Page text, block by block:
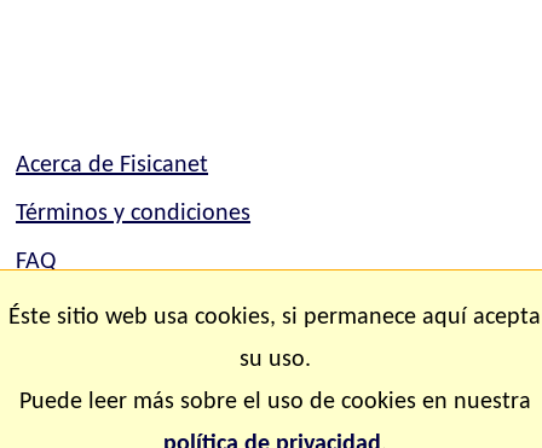
Acerca de Fisicanet
Términos y condiciones
FAQ
Mapa del sitio
Copyright © 2.000-2.028 Fisicanet ® Todos los
Éste sitio web usa cookies, si permanece aquí acepta
su uso.
Puede leer más sobre el uso de cookies en nuestra